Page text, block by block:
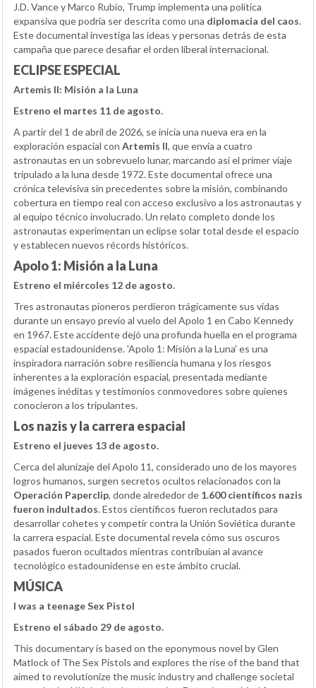
J.D. Vance y Marco Rubio, Trump implementa una política
expansiva que podría ser descrita como una diplomacia del caos.
Este documental investiga las ideas y personas detrás de esta
campaña que parece desafiar el orden liberal internacional.
ECLIPSE ESPECIAL
Artemis II: Misión a la Luna
Estreno el martes 11 de agosto.
A partir del 1 de abril de 2026, se inicia una nueva era en la
exploración espacial con Artemis II, que envía a cuatro
astronautas en un sobrevuelo lunar, marcando así el primer viaje
tripulado a la luna desde 1972. Este documental ofrece una
crónica televisiva sin precedentes sobre la misión, combinando
cobertura en tiempo real con acceso exclusivo a los astronautas y
al equipo técnico involucrado. Un relato completo donde los
astronautas experimentan un eclipse solar total desde el espacio
y establecen nuevos récords históricos.
Apolo 1: Misión a la Luna
Estreno el miércoles 12 de agosto.
Tres astronautas pioneros perdieron trágicamente sus vidas
durante un ensayo previo al vuelo del Apolo 1 en Cabo Kennedy
en 1967. Este accidente dejó una profunda huella en el programa
espacial estadounidense. 'Apolo 1: Misión a la Luna' es una
inspiradora narración sobre resiliencia humana y los riesgos
inherentes a la exploración espacial, presentada mediante
imágenes inéditas y testimonios conmovedores sobre quienes
conocieron a los tripulantes.
Los nazis y la carrera espacial
Estreno el jueves 13 de agosto.
Cerca del alunizaje del Apolo 11, considerado uno de los mayores
logros humanos, surgen secretos ocultos relacionados con la
Operación Paperclip, donde alrededor de 1.600 científicos nazis
fueron indultados. Estos científicos fueron reclutados para
desarrollar cohetes y competir contra la Unión Soviética durante
la carrera espacial. Este documental revela cómo sus oscuros
pasados fueron ocultados mientras contribuían al avance
tecnológico estadounidense en este ámbito crucial.
MÚSICA
I was a teenage Sex Pistol
Estreno el sábado 29 de agosto.
This documentary is based on the eponymous novel by Glen
Matlock of The Sex Pistols and explores the rise of the band that
aimed to revolutionize the music industry and challenge societal